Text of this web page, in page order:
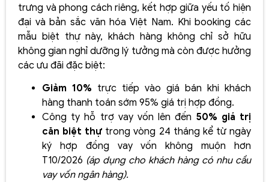
trưng và phong cách riêng, kết hợp giữa yếu tố hiện
đại và bản sắc văn hóa Việt Nam. Khi booking các
mẫu biệt thự này, khách hàng không chỉ sở hữu
không gian nghỉ dưỡng lý tưởng mà còn được hưởng
các ưu đãi đặc biệt:
Giảm 10% trực tiếp vào giá bán khi khách
hàng thanh toán sớm 95% giá trị hợp đồng.
Công ty hỗ trợ vay vốn lên đến 50% giá trị
căn biệt thự trong vòng 24 tháng kể từ ngày
ký hợp đồng vay vốn không muộn hơn
T10/2026 (áp dụng cho khách hàng có nhu cầu
vay vốn ngân hàng).